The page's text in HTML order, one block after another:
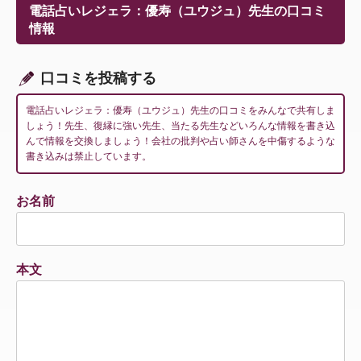
ー
シ
ョ
電話占いレジェラ：優寿（ユウジュ）先生の口コミ
情報
口コミを投稿する
電話占いレジェラ：優寿（ユウジュ）先生の口コミをみんなで共有しま
しょう！先生、復縁に強い先生、当たる先生などいろんな情報を書き込
んで情報を交換しましょう！会社の批判や占い師さんを中傷するような
書き込みは禁止しています。
お名前
本文